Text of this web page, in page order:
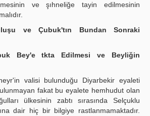
ve şıhneliğe tayin edilmesinin
ve Çubuk'tın Bundan Sonraki
Bey'e tkta Edilmesi ve Beyliğin
valisi bulunduğu Diyarbekir eyaleti
fakat bu eyalete hemhudut olan
ülkesinin zabtı sırasında Selçuklu
dair hiç bir bilgiye rastlanmamaktadır.